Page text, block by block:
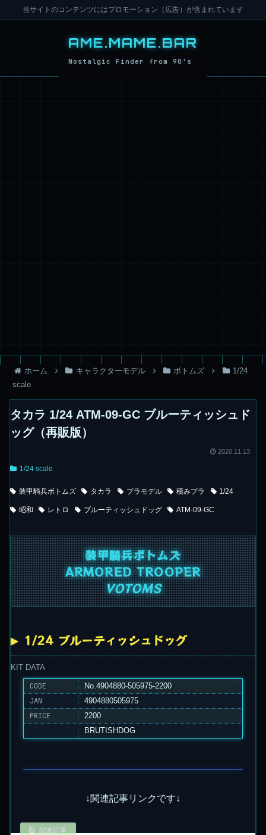
当サイトのコンテンツにはプロモーション（広告）が含まれています
ホーム キャラクターモデル ボトムズ
1/24
scale
タカラ 1/24 ATM-09-GC ブルーティッシュド
ッグ（再販版）
2020.11.13
1/24 scale
装甲騎兵ボトムズ タカラ プラモデル 積みプラ 1/24
昭和 レトロ ブルーティッシュドッグ ATM-09-GC
装甲騎兵ボトムズ
ARMORED TROOPER
VOTOMS
1/24 ブルーティッシュドッグ
KIT DATA
CODE No.4904880-505975-2200
JAN 4904880505975
PRICE
2200
BRUTISHDOG
↓関連記事リンクです↓